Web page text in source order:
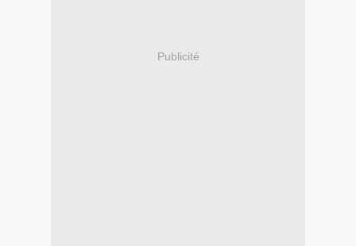
Publicité